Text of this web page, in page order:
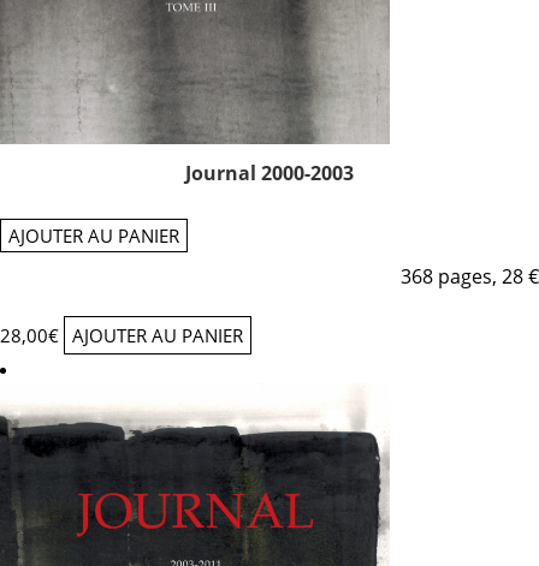
Journal 2000-2003
AJOUTER AU PANIER
368 pages, 28 €
28,00€ AJOUTER AU PANIER